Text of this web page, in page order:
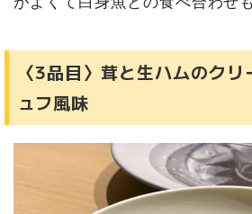
〈3品目〉茸と生ハムのク
ュフ風味